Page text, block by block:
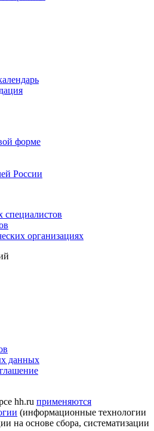
форме
России
специалистов
организациях
данных
hh.ru применяются
(информационные технологии
на основе сбора, систематизации